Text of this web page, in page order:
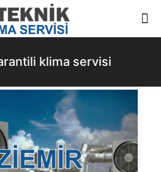
klima servisi